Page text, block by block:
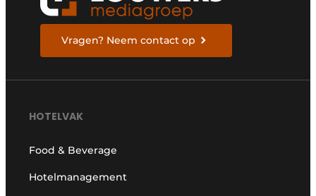
Vragen? Neem contact op
HOTELVAK
Food & Beverage
Hotelmanagement